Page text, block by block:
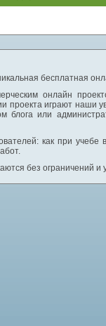
бесплатная
онлайн
проекта играют наши
блога или
как при
без ограничений и